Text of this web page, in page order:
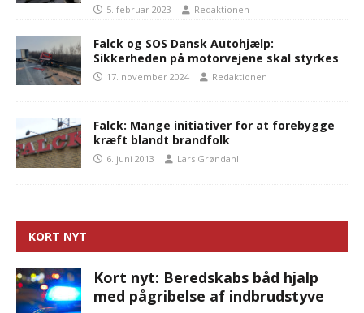
5. februar 2023 Redaktionen
Falck og SOS Dansk Autohjælp:
Sikkerheden på motorvejene skal styrkes
17. november 2024 Redaktionen
Falck: Mange initiativer for at forebygge
kræft blandt brandfolk
6. juni 2013 Lars Grøndahl
KORT NYT
Kort nyt: Beredskabs båd hjalp
med pågribelse af indbrudstyve